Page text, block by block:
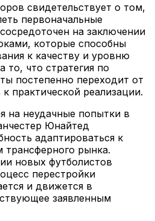
свидетельствует о том,
первоначальные
на заключении
которые способны
к качеству и уровню
то, что стратегия по
постепенно переходит от
практической реализации.
на неудачные попытки в
Юнайтед
адаптироваться к
рынка.
новых футболистов
перестройки
и движется в
заявленным